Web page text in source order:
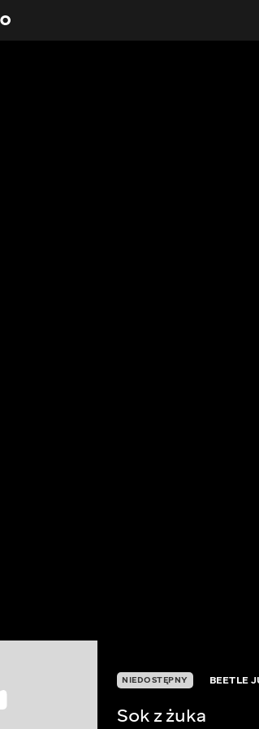
NIEDOSTĘPNY BEETLE
Sok z żuka